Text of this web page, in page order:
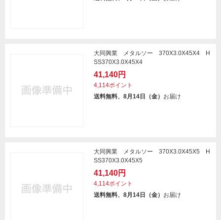
大同興業 メタルソー 370X3.0X45X4 H
SS370X3.0X45X4
41,140円
4,114ポイント
送料無料、8月14日（金） お届け
大同興業 メタルソー 370X3.0X45X5 H
SS370X3.0X45X5
41,140円
4,114ポイント
送料無料、8月14日（金） お届け